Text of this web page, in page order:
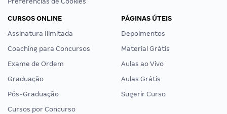
CURSOS ONLINE
Assinatura Ilimitada
Coaching para Concursos
Exame de Ordem
Graduação
Pós-Graduação
Cursos por Concurso
PÁGINAS ÚTEIS
Depoimentos
Material Grátis
Aulas ao Vivo
Aulas Grátis
Sugerir Curso